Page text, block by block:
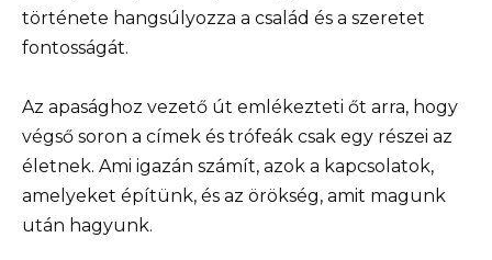
története hangsúlyozza a család és a szeretet
fontosságát.
Az apasághoz vezető út emlékezteti őt arra, hogy
végső soron a címek és trófeák csak egy részei az
életnek. Ami igazán számít, azok a kapcsolatok,
amelyeket építünk, és az örökség, amit magunk
után hagyunk.